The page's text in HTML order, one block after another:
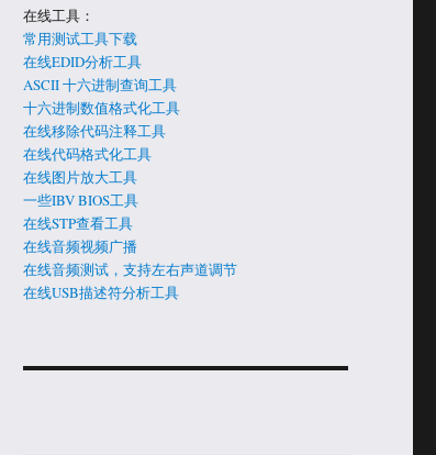
在线工具：
常用测试工具下载
在线EDID分析工具
ASCII 十六进制查询工具
十六进制数值格式化工具
在线移除代码注释工具
在线代码格式化工具
在线图片放大工具
一些IBV BIOS工具
在线STP查看工具
在线音频视频广播
在线音频测试，支持左右声道调节
在线USB描述符分析工具